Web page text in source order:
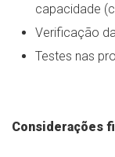
capacidade
Verificação
Testes nas
Considerações